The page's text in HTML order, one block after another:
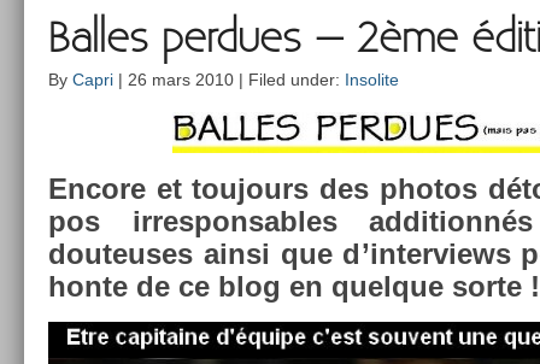
Balles perdues – 2ème
By Capri | 26 mars 2010 | Filed under: Insolite
En­core et toujours des photos
pos ir­res­pons­ables
douteuses ainsi que d’in­terviews
honte de ce blog en quel­que sorte !